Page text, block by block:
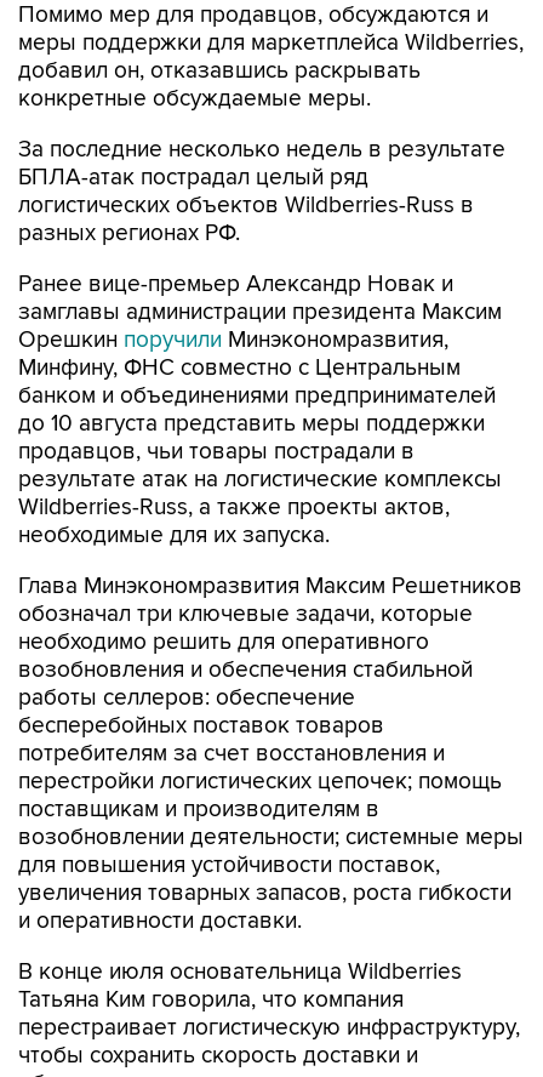
Помимо мер для продавцов, обсуждаются и
меры поддержки для маркетплейса Wildberries,
добавил он, отказавшись раскрывать
конкретные обсуждаемые меры.
За последние несколько недель в результате
БПЛА-атак пострадал целый ряд
логистических объектов Wildberries-Russ в
разных регионах РФ.
Ранее вице-премьер Александр Новак и
замглавы администрации президента Максим
Орешкин поручили Минэкономразвития,
Минфину, ФНС совместно с Центральным
банком и объединениями предпринимателей
до 10 августа представить меры поддержки
продавцов, чьи товары пострадали в
результате атак на логистические комплексы
Wildberries-Russ, а также проекты актов,
необходимые для их запуска.
Глава Минэкономразвития Максим Решетников
обозначал три ключевые задачи, которые
необходимо решить для оперативного
возобновления и обеспечения стабильной
работы селлеров: обеспечение
бесперебойных поставок товаров
потребителям за счет восстановления и
перестройки логистических цепочек; помощь
поставщикам и производителям в
возобновлении деятельности; системные меры
для повышения устойчивости поставок,
увеличения товарных запасов, роста гибкости
и оперативности доставки.
В конце июля основательница Wildberries
Татьяна Ким говорила, что компания
перестраивает логистическую инфраструктуру,
чтобы сохранить скорость доставки и